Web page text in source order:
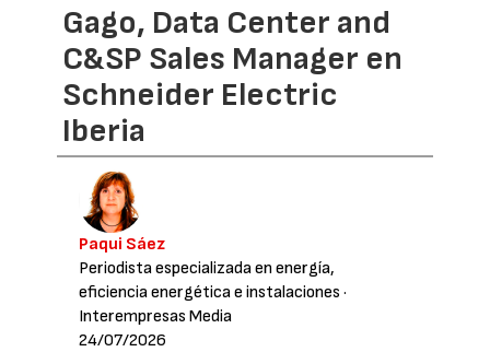
Gago, Data Center and
C&SP Sales Manager en
Schneider Electric
Iberia
Paqui Sáez
Periodista especializada en energía,
eficiencia energética e instalaciones ·
Interempresas Media
24/07/2026